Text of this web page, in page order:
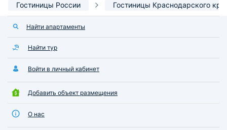
Гостиницы России Гостиницы Краснодарского
Найти апартаменты
Найти тур
Войти в личный кабинет
Добавить объект размещения
О нас